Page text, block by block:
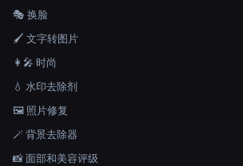
🎭 换脸
🖌️ 文字转图片
👩‍🎤 时尚
💧 水印去除剂
🖼️ 照片修复
🪄 背景去除器
📸 面部和美容评级